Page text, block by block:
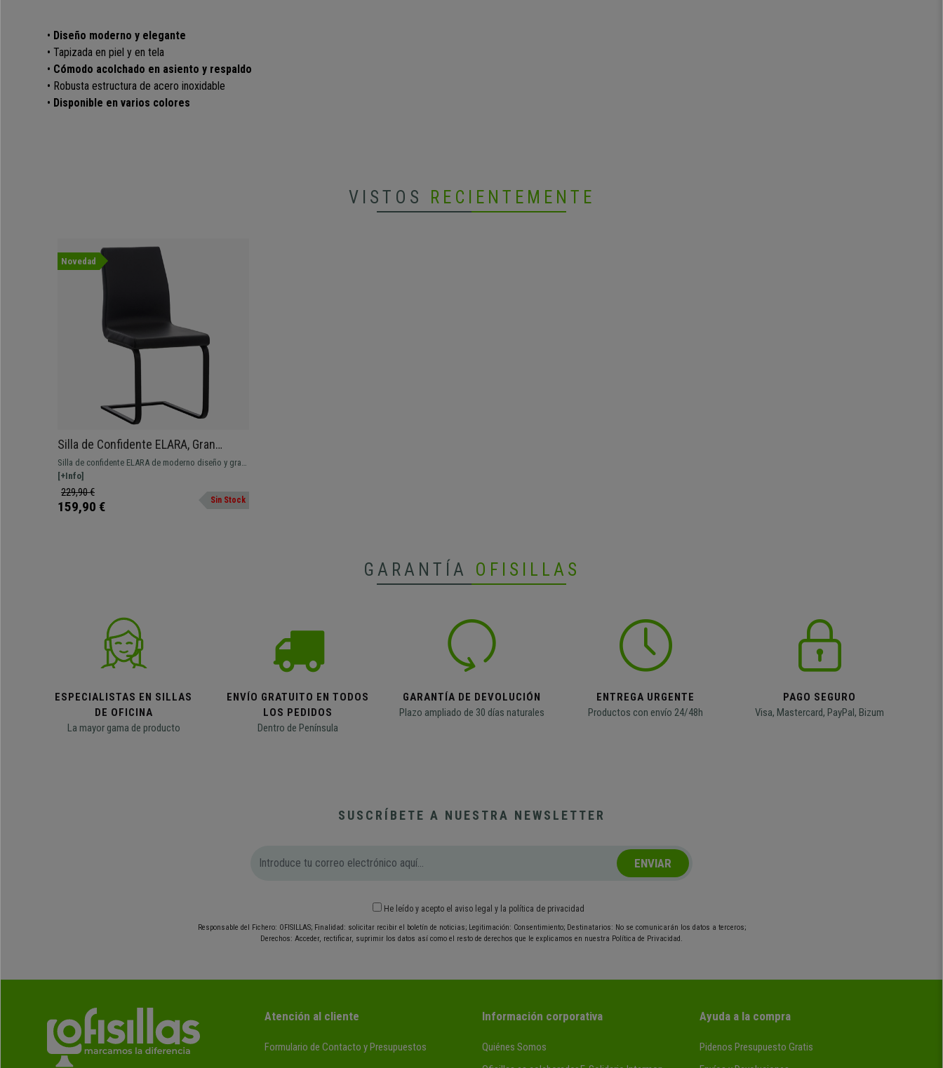
• Diseño moderno y elegante
• Tapizada en piel y en tela
• Cómodo acolchado en asiento y respaldo
• Robusta estructura de acero inoxidable
• Disponible en varios colores
VISTOS RECIENTEMENTE
Novedad
Silla de Confidente ELARA, Gran
Acolchado, Tapizada en Piel color
Negro
Silla de confidente ELARA de moderno diseño y gran
confort gracias a su grueso acolchado. Fabricada
con materiales de calidad, como su estructura de
acero inoxidable.
[+Info]
229,90 €
159,90 € Sin Stock
GARANTÍA OFISILLAS
ESPECIALISTAS EN SILLAS
DE OFICINA
La mayor gama de producto
ENVÍO GRATUITO EN TODOS
LOS PEDIDOS
Dentro de Península
GARANTÍA DE DEVOLUCIÓN
Plazo ampliado de 30 días naturales
ENTREGA URGENTE
Productos con envío 24/48h
PAGO SEGURO
Visa, Mastercard, PayPal, Bizum
SUSCRÍBETE A NUESTRA NEWSLETTER
ENVIAR
He leído y acepto el aviso legal y la política de privacidad
Responsable del Fichero: OFISILLAS; Finalidad: solicitar recibir el boletín de noticias; Legitimación: Consentimiento; Destinatarios: No se comunicarán los datos a terceros;
Derechos: Acceder, rectificar, suprimir los datos así como el resto de derechos que le explicamos en nuestra Política de Privacidad.
Atención al cliente
Formulario de Contacto y Presupuestos
Información corporativa
Quiénes Somos
Ayuda a la compra
Pidenos Presupuesto Gratis